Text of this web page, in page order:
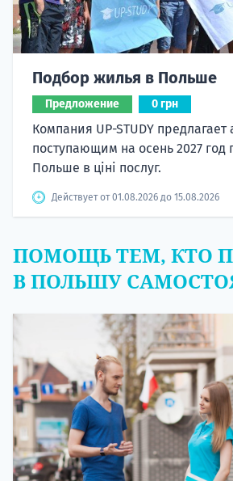
Подбор жилья в Польше
Предложение 0 грн
Компания UP-STUDY предлагает
поступающим на осень 2027 год
Польше в ціні послуг.
Действует от 01.08.2026 до 15.08.2026
ПОМОЩЬ ТЕМ, КТО
В ПОЛЬШУ